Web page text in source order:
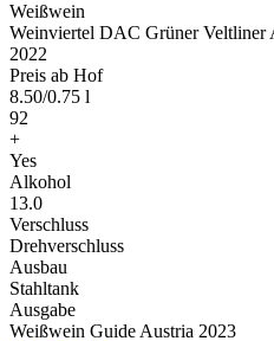
Weißwein
Weinviertel DAC Grüner Veltliner
2022
Preis ab Hof
8.50/0.75 l
92
+
Yes
Alkohol
13.0
Verschluss
Drehverschluss
Ausbau
Stahltank
Ausgabe
Weißwein Guide Austria 2023